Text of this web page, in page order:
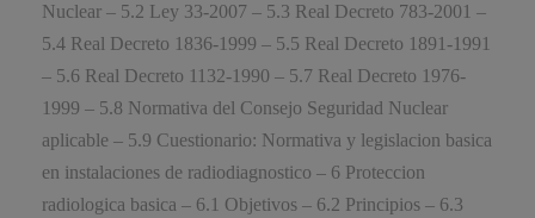
Nuclear – 5.2 Ley 33-2007 – 5.3 Real Decreto 783-2001 –
5.4 Real Decreto 1836-1999 – 5.5 Real Decreto 1891-1991
– 5.6 Real Decreto 1132-1990 – 5.7 Real Decreto 1976-
1999 – 5.8 Normativa del Consejo Seguridad Nuclear
aplicable – 5.9 Cuestionario: Normativa y legislacion basica
en instalaciones de radiodiagnostico – 6 Proteccion
radiologica basica – 6.1 Objetivos – 6.2 Principios – 6.3